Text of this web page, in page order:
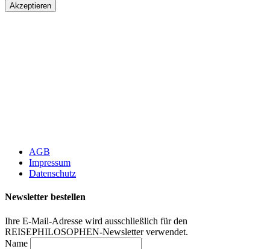
Akzeptieren
AGB
Impressum
Datenschutz
Newsletter bestellen
Ihre E-Mail-Adresse wird ausschließlich für den
REISEPHILOSOPHEN-Newsletter verwendet.
Name